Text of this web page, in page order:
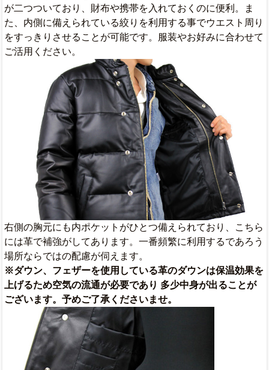
が二つついており、財布や携帯を入れておくのに便利。ま
た、内側に備えられている絞りを利用する事でウエスト周り
をすっきりさせることが可能です。服装やお好みに合わせて
ご活用ください。
右側の胸元にも内ポケットがひとつ備えられており、こちら
には革で補強がしてあります。一番頻繁に利用するであろう
場所ならではの配慮が伺えます。
※ダウン、フェザーを使用している革のダウンは保温効果を
上げるため空気の流通が必要であり 多少中身が出ることが
ございます。予めご了承くださいませ。